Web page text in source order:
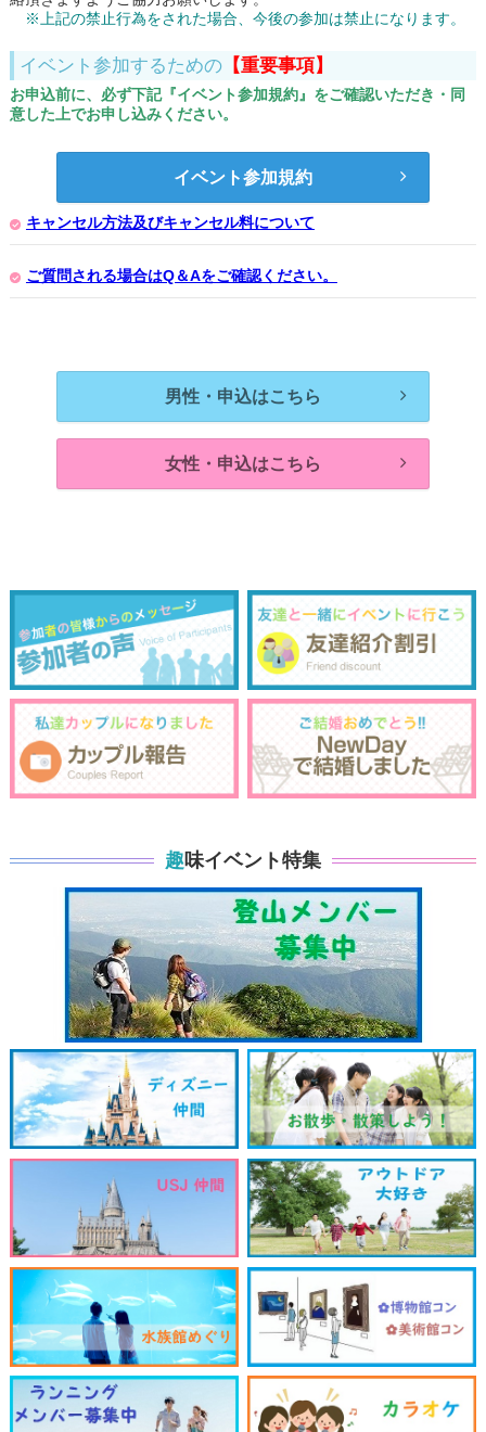
※上記の禁止行為をされた場合、今後の参加は禁止になります。
イベント参加するための【重要事項】
お申込前に、必ず下記『イベント参加規約』をご確認いただき・同
意した上でお申し込みください。
イベント参加規約
キャンセル方法及びキャンセル料について
ご質問される場合はQ＆Aをご確認ください。
男性・申込はこちら
女性・申込はこちら
趣味イベント特集